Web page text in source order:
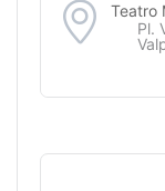
Teatro
Pl.